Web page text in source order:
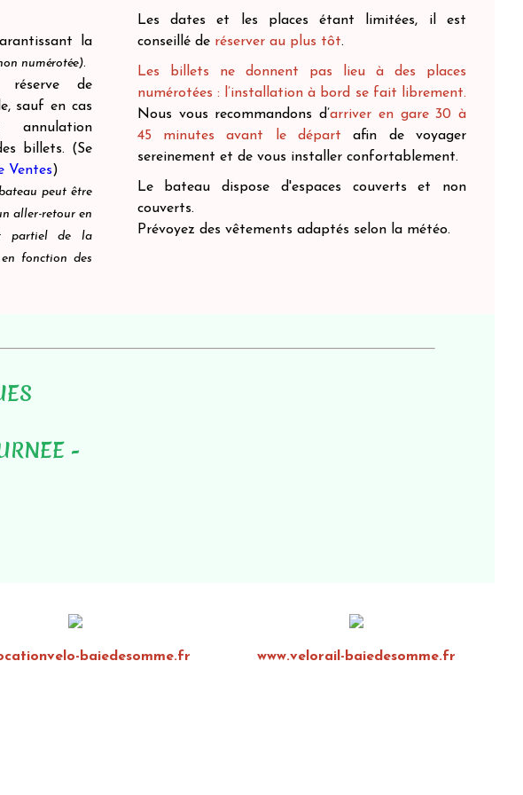
la
numérotée).
de
sauf en cas
annulation
billets. (Se
Ventes)
peut être
aller-retour en
partiel de la
fonction des
Les dates et les places étant limitées, il est
conseillé de réserver au plus tôt.
Les billets ne donnent pas lieu à des places
numérotées : l’installation à bord se fait librement.
Nous vous recommandons d’arriver en gare 30 à
45 minutes avant le départ afin de voyager
sereinement et de vous installer confortablement.
Le bateau dispose d'espaces couverts et non
couverts.
Prévoyez des vêtements adaptés selon la météo.
-
baiedesomme.fr www.velorail-baiedesomme.fr